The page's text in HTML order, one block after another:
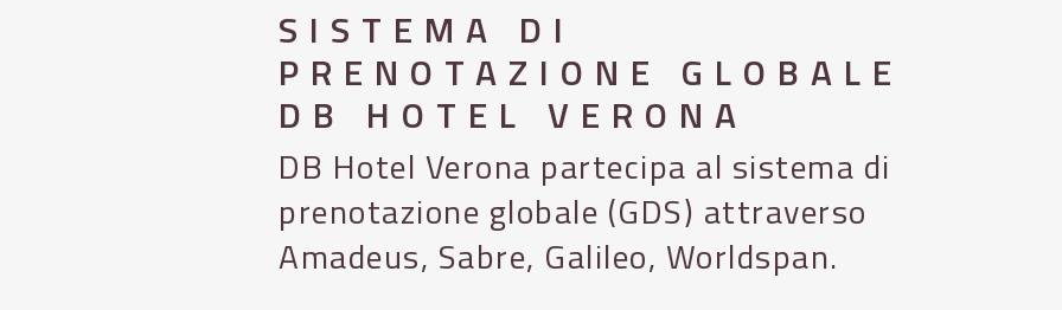
SISTEMA DI
PRENOTAZIONE GLOBALE
DB HOTEL VERONA
DB Hotel Verona partecipa al sistema di
prenotazione globale (GDS) attraverso
Amadeus, Sabre, Galileo, Worldspan.